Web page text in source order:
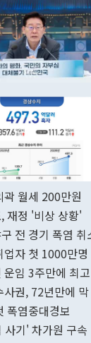
곽 월세 200만원
재정 '비상 상황'
전 경기 폭염 취
업자 첫 1000만
운임 3주만에 최고
사권, 72년만에 막
폭염중대경보
사기' 차가원 구속